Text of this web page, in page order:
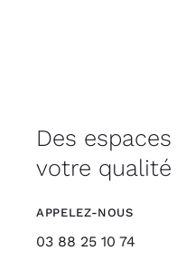
Des
votre qualité
APPELEZ-NOUS
03 88 25 10 74